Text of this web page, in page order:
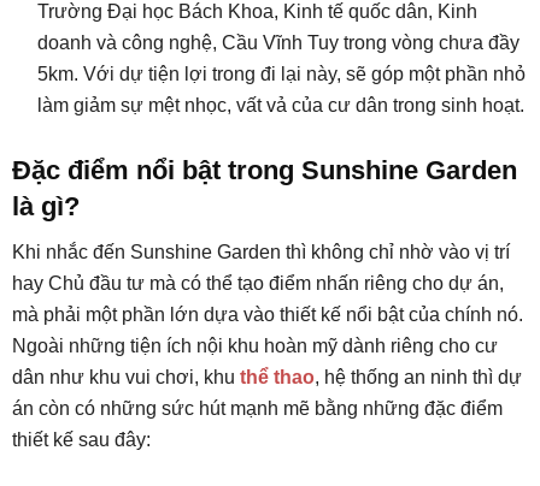
Trường Đại học Bách Khoa, Kinh tế quốc dân, Kinh
doanh và công nghệ, Cầu Vĩnh Tuy trong vòng chưa đầy
5km. Với dự tiện lợi trong đi lại này, sẽ góp một phần nhỏ
làm giảm sự mệt nhọc, vất vả của cư dân trong sinh hoạt.
Đặc điểm nổi bật trong Sunshine Garden
là gì?
Khi nhắc đến Sunshine Garden thì không chỉ nhờ vào vị trí
hay Chủ đầu tư mà có thể tạo điểm nhấn riêng cho dự án,
mà phải một phần lớn dựa vào thiết kế nổi bật của chính nó.
Ngoài những tiện ích nội khu hoàn mỹ dành riêng cho cư
dân như khu vui chơi, khu thể thao, hệ thống an ninh thì dự
án còn có những sức hút mạnh mẽ bằng những đặc điểm
thiết kế sau đây: